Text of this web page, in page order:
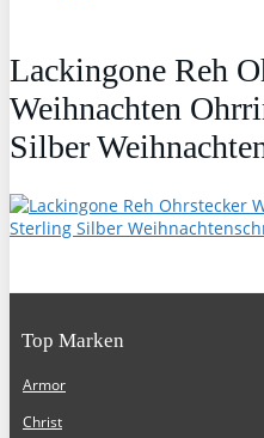
Lackingone Reh
Weihnachten
Silber
Top Marken
Armor
Christ